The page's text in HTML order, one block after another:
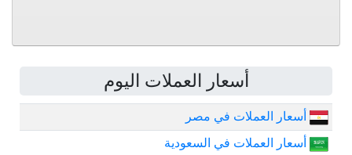
أسعار العملات اليوم
أسعار العملات في مصر
أسعار العملات في السعودية